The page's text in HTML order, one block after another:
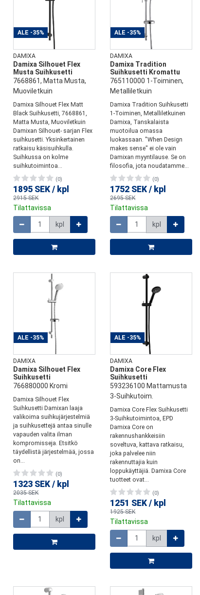
ALE -35%
DAMIXA
Damixa Silhouet Flex
Musta Suihkusetti
7668861, Matta Musta,
Muoviletkuin
Damixa Silhouet Flex Matt
Black Suihkusetti, 7668861,
Matta Musta, Muoviletkuin
Damixan Silhouet- sarjan Flex
suihkusetti. Yksinkertainen
ratkaisu käsisuihkulla.
Suihkussa on kolme
suihkutoimintoa...
(0)
1895 SEK / kpl
2915 SEK
Tilattavissa
Määrä
kpl
ALE -35%
DAMIXA
Damixa Tradition
Suihkusetti Kromattu
765110000 1-Toiminen,
Metalliletkuin
Damixa Tradition Suihkusetti
1-Toiminen, Metalliletkuinen
Damixa, Tanskalaista
muotoilua omassa
luokassaan. "When Design
makes sense" ei ole vain
Damixan myyntilause. Se on
filosofia, jota noudatamme...
(0)
1752 SEK / kpl
2695 SEK
Tilattavissa
Määrä
kpl
ALE -35%
DAMIXA
Damixa Silhouet Flex
Suihkusetti
766880000 Kromi
Damixa Silhouet Flex
Suihkusetti Damixan laaja
valikoima suihkujärjestelmiä
ja suihkusettejä antaa sinulle
vapauden valita ilman
kompromisseja. Etsitkö
täydellistä järjestelmää, jossa
on...
(0)
1323 SEK / kpl
2035 SEK
Tilattavissa
Määrä
kpl
ALE -35%
DAMIXA
Damixa Core Flex
Suihkusetti
593236100 Mattamusta
3-Suihkutoim.
Damixa Core Flex Suihkusetti
3-Suihkutoimintoa, EPD
Damixa Core on
rakennushankkeisiin
soveltuva, kattava ratkaisu,
joka palvelee niin
rakennuttajia kuin
loppukäyttäjiä. Damixa Core
tuotteet ovat...
(0)
1251 SEK / kpl
1925 SEK
Tilattavissa
Määrä
kpl